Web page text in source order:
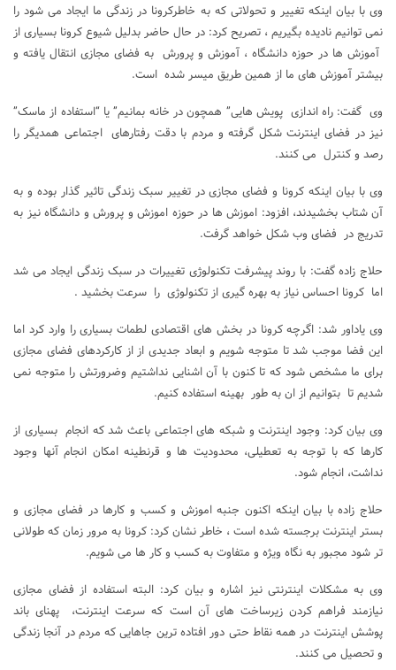
وی با بیان اینکه تغییر و تحولاتی که به خاطرکرونا در زندگی ما ایجاد می شود را
نمی توانیم نادیده بگیریم ، تصریح کرد: در حال حاضر بدلیل شیوع کرونا بسیاری از
آموزش ها در حوزه دانشگاه ، آموزش و پرورش به فضای مجازی انتقال یافته و
بیشتر آموزش های ما از همین طریق میسر شده است.
وی گفت: راه اندازی پویش هایی” همچون در خانه بمانیم” یا “استفاده از ماسک”
نیز در فضای اینترنت شکل گرفته و مردم با دقت رفتارهای اجتماعی همدیگر را
رصد و کنترل می کنند.
وی با بیان اینکه کرونا و فضای مجازی در تغییر سبک زندگی تاثیر گذار بوده و به
آن شتاب بخشیدند، افزود: اموزش ها در حوزه اموزش و پرورش و دانشگاه نیز به
تدریج در فضای وب شکل خواهد گرفت.
حلاج زاده گفت: با روند پیشرفت تکنولوژی تغییرات در سبک زندگی ایجاد می شد
اما کرونا احساس نیاز به بهره گیری از تکنولوژی را سرعت بخشید .
وی یاداور شد: اگرچه کرونا در بخش های اقتصادی لطمات بسیاری را وارد کرد اما
این فضا موجب شد تا متوجه شویم و ابعاد جدیدی از از کارکردهای فضای مجازی
برای ما مشخص شود که تا کنون با آن اشنایی نداشتیم وضرورتش را متوجه نمی
شدیم تا بتوانیم از ان به طور بهینه استفاده کنیم.
وی بیان کرد: وجود اینترنت و شبکه های اجتماعی باعث شد که انجام بسیاری از
کارها که با توجه به تعطیلی، محدودیت ها و قرنطینه امکان انجام آنها وجود
نداشت، انجام شود.
حلاج زاده با بیان اینکه اکنون جنبه اموزش و کسب و کارها در فضای مجازی و
بستر اینترنت برجسته شده است ، خاطر نشان کرد: کرونا به مرور زمان که طولانی
تر شود مجبور به نگاه ویژه و متفاوت به کسب و کار ها می شویم.
وی به مشکلات اینترنتی نیز اشاره و بیان کرد: البته استفاده از فضای مجازی
نیازمند فراهم کردن زیرساخت های آن است که سرعت اینترنت، پهنای باند
پوشش اینترنت در همه نقاط حتی دور افتاده ترین جاهایی که مردم در آنجا زندگی
و تحصیل می کنند.